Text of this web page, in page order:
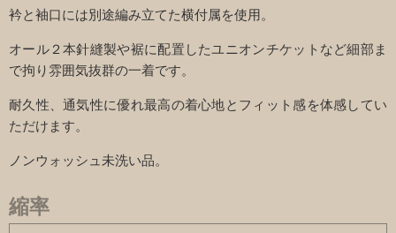
衿と袖口には別途編み立てた横付属を使用。
オール２本針縫製や裾に配置したユニオンチケットなど細部ま
で拘り雰囲気抜群の一着です。
耐久性、通気性に優れ最高の着心地とフィット感を体感してい
ただけます。
ノンウォッシュ未洗い品。
縮率